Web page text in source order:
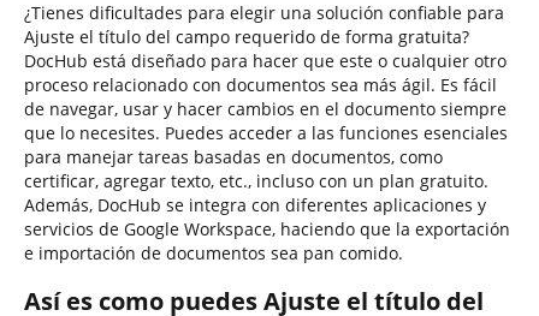
¿Tienes dificultades para elegir una solución confiable para
Ajuste el título del campo requerido de forma gratuita?
DocHub está diseñado para hacer que este o cualquier otro
proceso relacionado con documentos sea más ágil. Es fácil
de navegar, usar y hacer cambios en el documento siempre
que lo necesites. Puedes acceder a las funciones esenciales
para manejar tareas basadas en documentos, como
certificar, agregar texto, etc., incluso con un plan gratuito.
Además, DocHub se integra con diferentes aplicaciones y
servicios de Google Workspace, haciendo que la exportación
e importación de documentos sea pan comido.
Así es como puedes Ajuste el título del